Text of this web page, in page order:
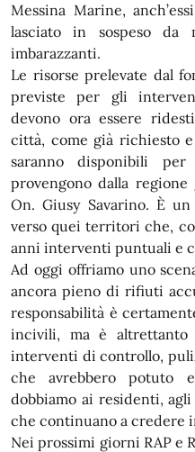
Messina Marine,
lasciato in sospeso
imbarazzanti.
Le risorse prelevate dal
previste per gli
devono ora essere
città, come già richiesto
saranno disponibili
provengono dalla regione
On. Giusy Savarino. È
verso quei territori che,
anni interventi puntuali e
Ad oggi offriamo uno
ancora pieno di rifiuti
responsabilità è
incivili, ma è
interventi di controllo,
che avrebbero potuto
dobbiamo ai residenti,
che continuano a credere
Nei prossimi giorni RAP e